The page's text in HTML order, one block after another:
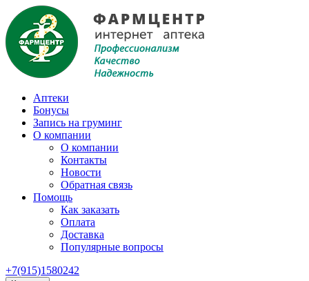
Аптеки
Бонусы
Запись на груминг
О компании
О компании
Контакты
Новости
Обратная связь
Помощь
Как заказать
Оплата
Доставка
Популярные вопросы
+7(915)1580242